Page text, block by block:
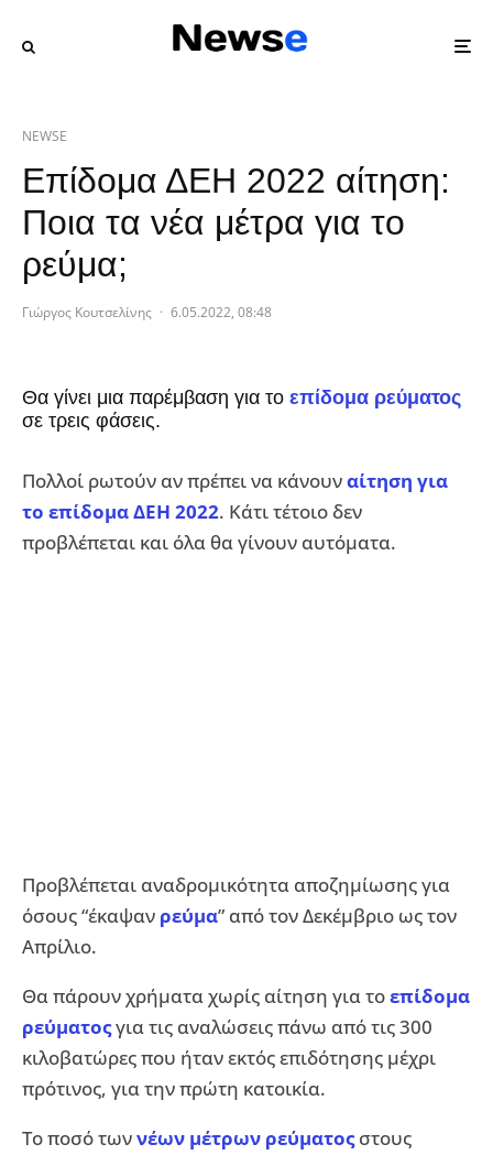
NEWSE
Επίδομα ΔΕΗ 2022 αίτηση:
Ποια τα νέα μέτρα για το
ρεύμα;
Γιώργος Κουτσελίνης · 6.05.2022, 08:48
Θα γίνει μια παρέμβαση για το επίδομα ρεύματος
σε τρεις φάσεις.
Πολλοί ρωτούν αν πρέπει να κάνουναίτηση για
το επίδομα ΔΕΗ 2022. Κάτι τέτοιο δεν
προβλέπεται και όλα θα γίνουν αυτόματα.
Προβλέπεται αναδρομικότητα αποζημίωσης για
όσους “έκαψαν ρεύμα” από τον Δεκέμβριο ως τον
Απρίλιο.
Θα πάρουν χρήματα χωρίς αίτηση για τοεπίδομα
ρεύματοςγια τις αναλώσεις πάνω από τις 300
κιλοβατώρες που ήταν εκτός επιδότησης μέχρι
πρότινος, για την πρώτη κατοικία.
Το ποσό τωννέων μέτρων ρεύματοςστους